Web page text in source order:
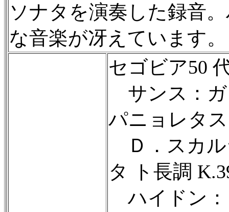
ソナタを演奏した録音
な音楽が冴えています。
セゴビア50
サンス：ガ
パニョレタス
Ｄ．スカル
タ ト長調
ハイドン：